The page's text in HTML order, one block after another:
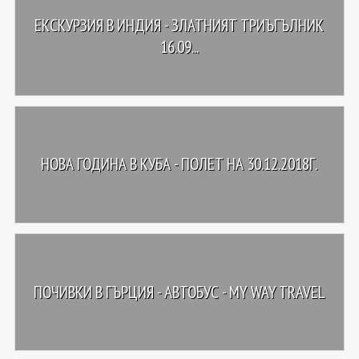
ЕКСКУРЗИЯ В ИНДИЯ - ЗЛАТНИЯТ ТРИЪГЪЛНИК
16.09...
НОВА ГОДИНА В КУБА - ПОЛЕТ НА 30.12.2018Г.
ПОЧИВКИ В ГЪРЦИЯ - АВТОБУС - MY WAY TRAVEL